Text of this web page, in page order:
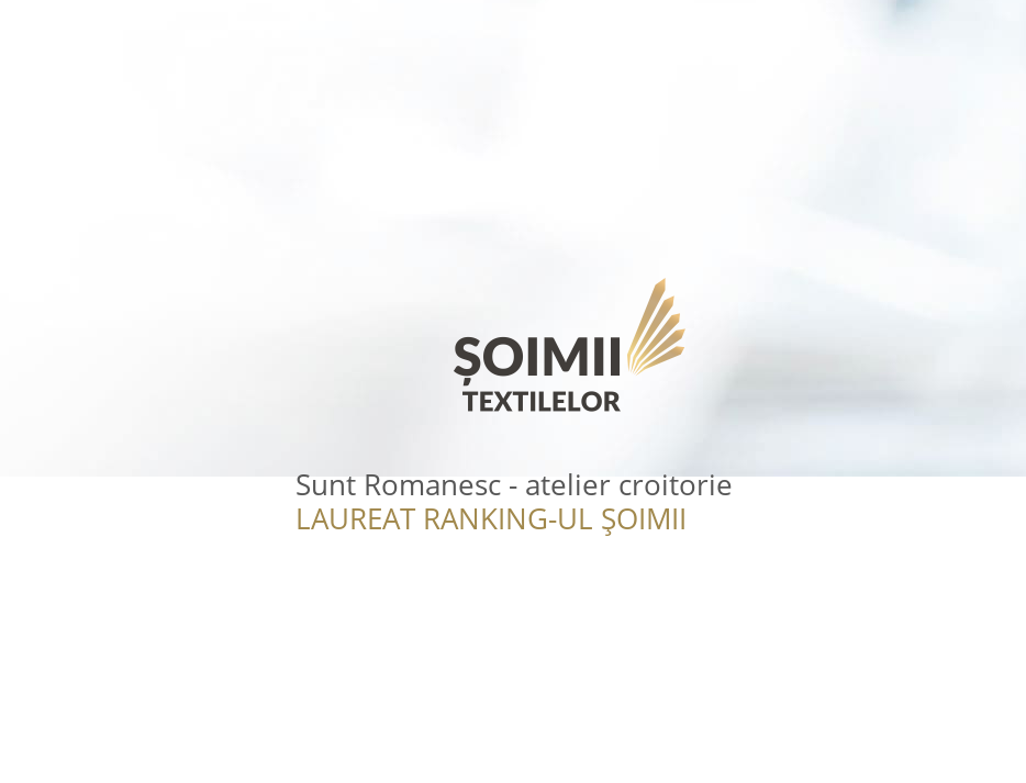
Sunt Romanesc - atelier croitorie
LAUREAT RANKING-UL ȘOIMII